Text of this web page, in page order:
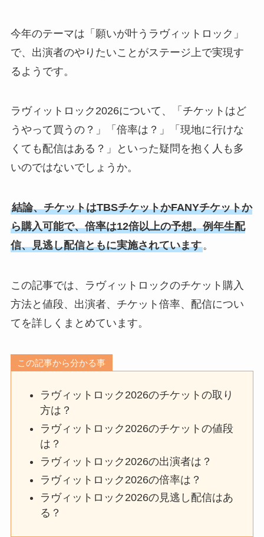
今年のテーマは「願いが叶うラヴィットロック」
で、出演者のやりたいことがステージ上で実現す
るようです。
ラヴィットロック2026について、「チケットはど
うやって買うの？」「倍率は？」「現地に行けな
くても配信はある？」といった疑問を抱く人も多
いのではないでしょうか。
結論、チケットはTBSチケットかFANYチケットか
ら購入可能で、倍率は12倍以上の予想。例年生配
信、見逃し配信ともに実施されています。
この記事では、ラヴィットロックのチケット購入
方法と値段、出演者、チケット倍率、配信につい
てを詳しくまとめています。
この記事から分かる事
ラヴィットロック2026のチケットの取り
方は？
ラヴィットロック2026のチケットの値段
は？
ラヴィットロック2026の出演者は？
ラヴィットロック2026の倍率は？
ラヴィットロック2026の見逃し配信はあ
る？